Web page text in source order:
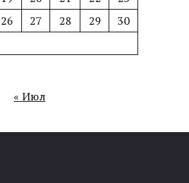
26 27 28 29
30
« Июл